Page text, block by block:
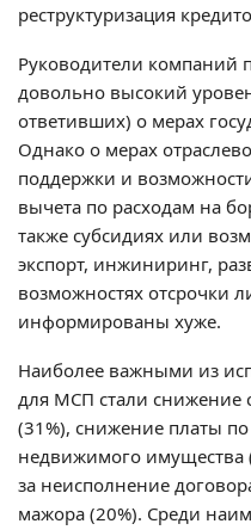
реструктуризация
Руководители компаний
довольно высокий
ответивших) о мерах
Однако о мерах
поддержки и
вычета по расходам на
также субсидиях или
экспорт, инжиниринг,
возможностях отсрочки
информированы хуже.
Наиболее важными из
для МСП стали снижение
(31%), снижение платы
недвижимого имущества
за неисполнение
мажора (20%). Среди